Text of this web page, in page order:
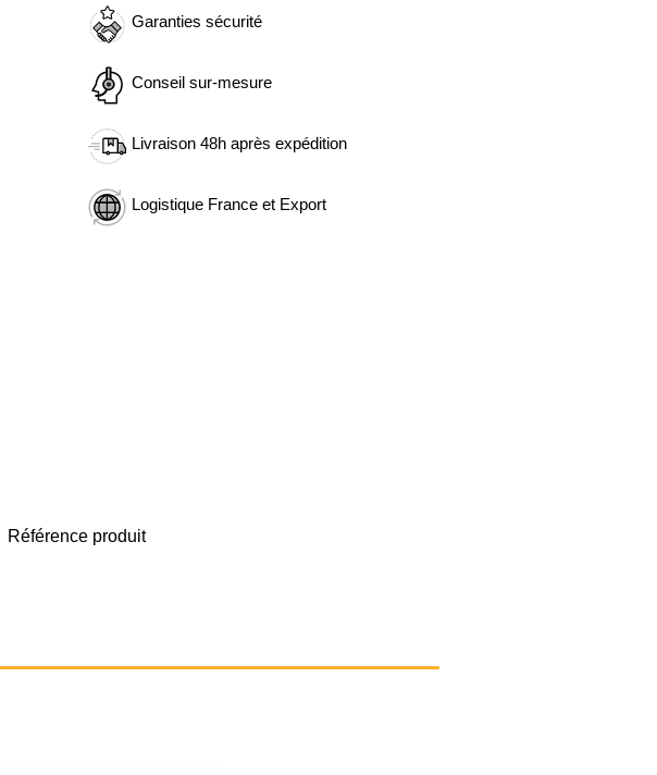
Garanties sécurité
Conseil sur-mesure
Livraison 48h après expédition
Logistique France et Export
Référence produit